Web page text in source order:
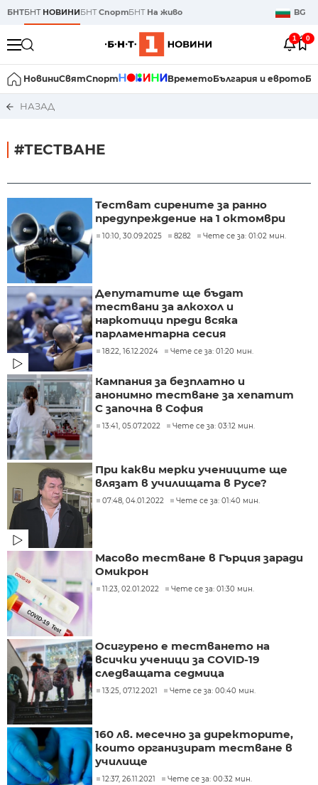
БНТБНТ НОВИНИБНТСпортБНТ На живо BG
1 0
НовиниСвятСпорт ВреметоБългария и еврото
НАЗАД
#ТЕСТВАНЕ
Тестват сирените за ранно
предупреждение на 1 октомври
10:10, 30.09.2025 8282 Чете се за: 01:02 мин.
Депутатите ще бъдат
тествани за алкохол и
наркотици преди всяка
парламентарна сесия
18:22, 16.12.2024 Чете се за: 01:20 мин.
Кампания за безплатно и
анонимно тестване за хепатит
С започна в София
13:41, 05.07.2022 Чете се за: 03:12 мин.
При какви мерки учениците ще
влязат в училищата в Русе?
07:48, 04.01.2022 Чете се за: 01:40 мин.
Масово тестване в Гърция заради
Омикрон
11:23, 02.01.2022 Чете се за: 01:30 мин.
Осигурено е тестването на
всички ученици за COVID-19
следващата седмица
13:25, 07.12.2021 Чете се за: 00:40 мин.
160 лв. месечно за директорите,
които организират тестване в
училище
12:37, 26.11.2021 Чете се за: 00:32 мин.